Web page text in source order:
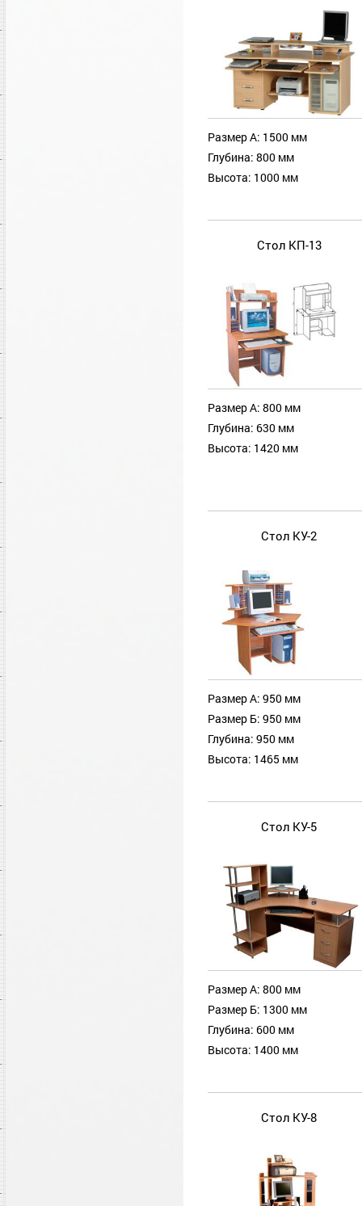
Размер А: 1500 мм
Глубина: 800 мм
Высота: 1000 мм
Стол КП-13
Размер А: 800 мм
Глубина: 630 мм
Высота: 1420 мм
Стол КУ-2
Размер А: 950 мм
Размер Б: 950 мм
Глубина: 950 мм
Высота: 1465 мм
Стол КУ-5
Размер А: 800 мм
Размер Б: 1300 мм
Глубина: 600 мм
Высота: 1400 мм
Стол КУ-8